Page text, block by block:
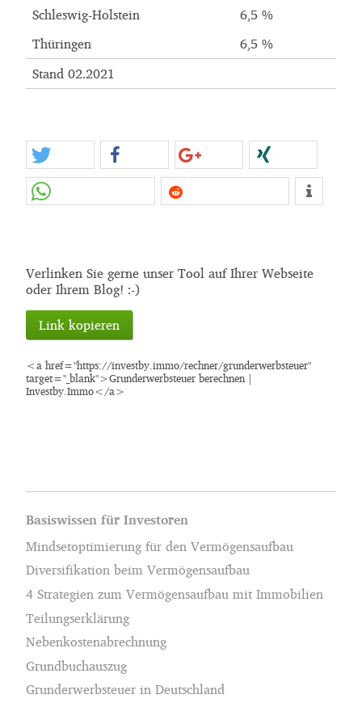
Schleswig-Holstein
6,5%
Thüringen
6,5%
Stand 02.2021
Verlinken Sie gerne unser Tool auf Ihrer Webseite
oder Ihrem Blog! :-)
Link kopieren
<a href="https://investby.immo/rechner/grunderwerbsteuer"
target="_blank">Grunderwerbsteuer berechnen |
Investby.Immo</a>
Basiswissen für Investoren
Mindsetoptimierung für den Vermögensaufbau
Diversifikation beim Vermögensaufbau
4 Strategien zum Vermögensaufbau mit Immobilien
Teilungserklärung
Nebenkostenabrechnung
Grundbuchauszug
Grunderwerbsteuer in Deutschland